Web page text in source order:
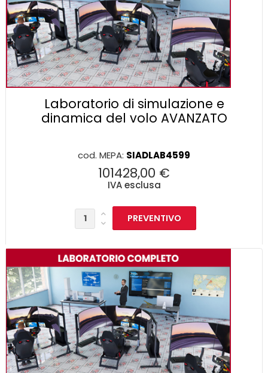
Laboratorio di simulazione e
dinamica del volo AVANZATO
cod. MEPA: SIADLAB4599
101428,00 €
IVA esclusa